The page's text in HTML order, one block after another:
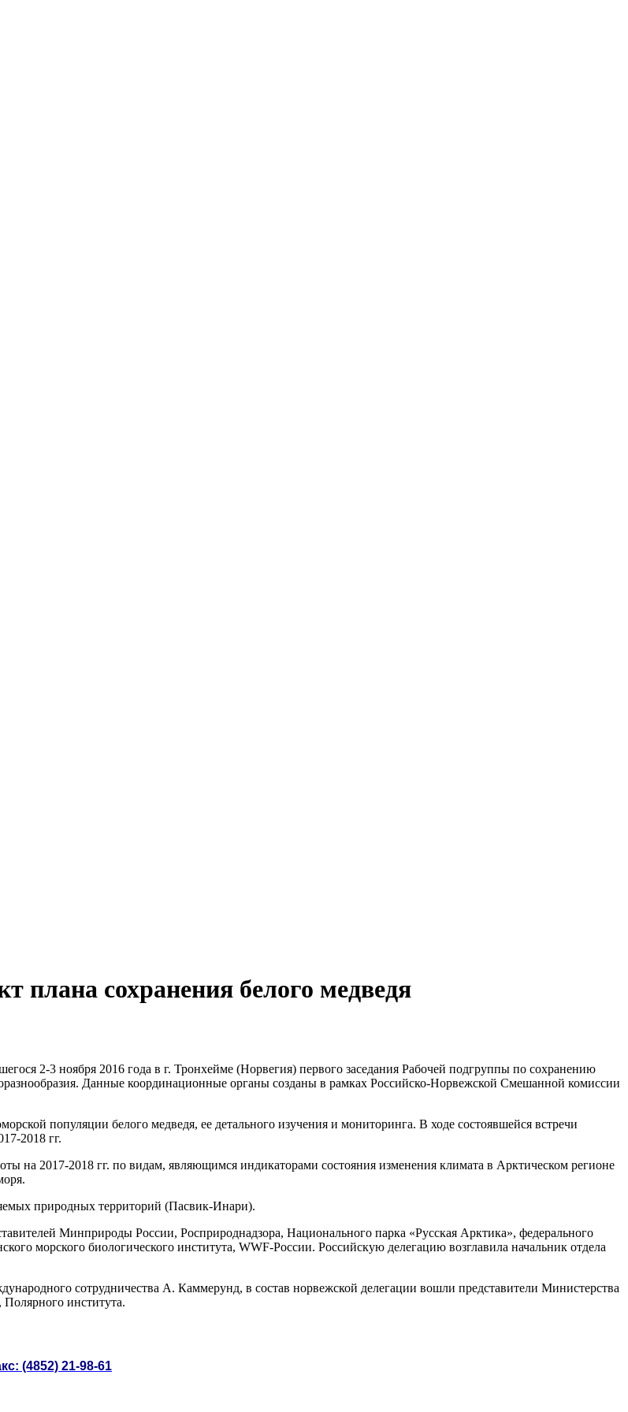
плана сохранения белого медведя
2-3 ноября 2016 года в г. Тронхейме (Норвегия) первого заседания Рабочей подгруппы по сохранению
Данные координационные органы созданы в рамках Российско-Норвежской Смешанной комиссии
популяции белого медведя, ее детального изучения и мониторинга. В ходе состоявшейся встречи
2018 гг.
на 2017-2018 гг. по видам, являющимся индикаторами состояния изменения климата в Арктическом регионе
природных территорий (Пасвик-Инари).
Минприроды России, Росприроднадзора, Национального парка «Русская Арктика», федерального
морского биологического института, WWF-России. Российскую делегацию возглавила начальник отдела
сотрудничества А. Каммерунд, в состав норвежской делегации вошли представители Министерства
института.
(4852) 21-98-61